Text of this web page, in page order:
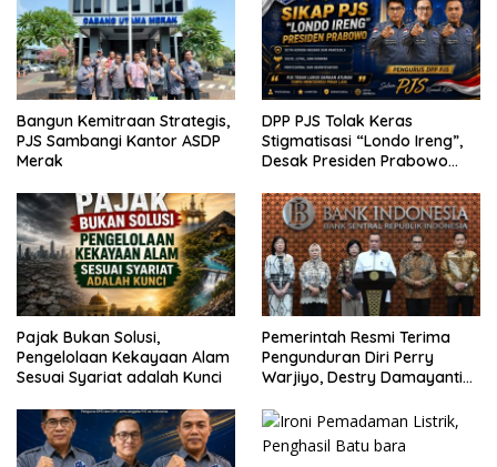
Bangun Kemitraan Strategis,
PJS Sambangi Kantor ASDP
Merak
DPP PJS Tolak Keras
Stigmatisasi “Londo Ireng”,
Desak Presiden Prabowo
Maaf
Pajak Bukan Solusi,
Pengelolaan Kekayaan Alam
Sesuai Syariat adalah Kunci
Pemerintah Resmi Terima
Pengunduran Diri Perry
Warjiyo, Destry Damayanti
Sementara